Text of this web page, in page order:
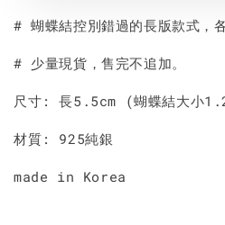
# 蝴蝶結控別錯過的長版款式，
# 少量現貨，售完不追加。
尺寸: 長5.5cm (蝴蝶結大小
材質: 925純銀
made in Korea